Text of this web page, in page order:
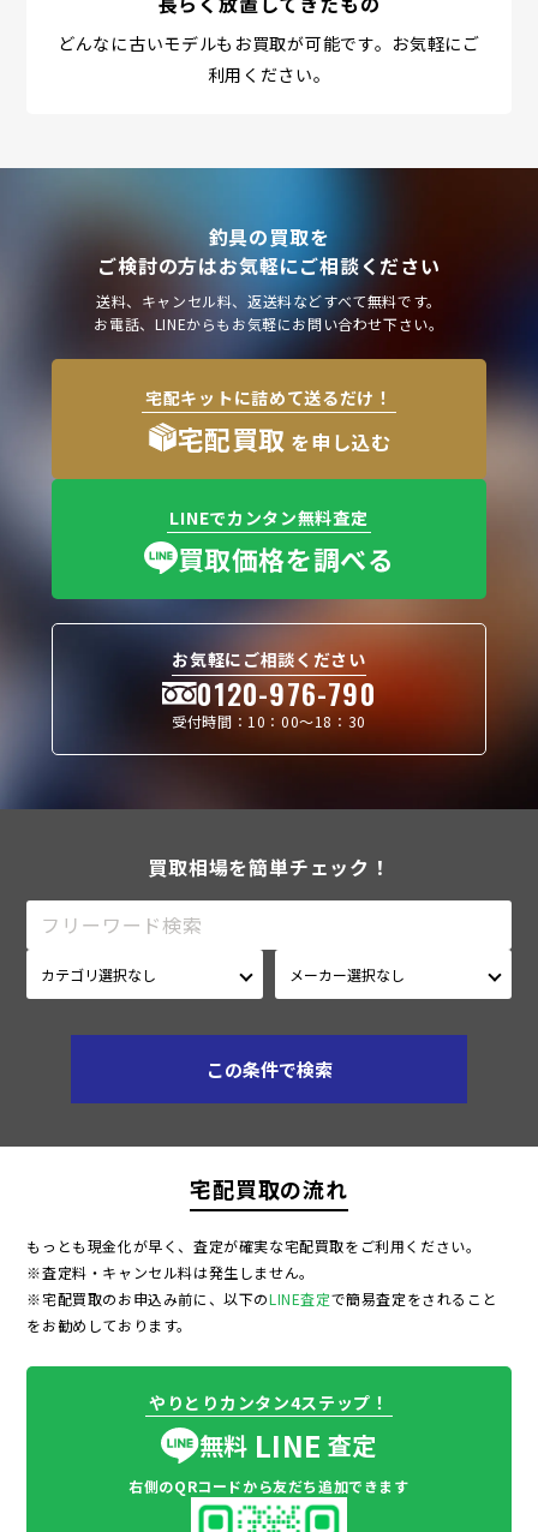
どんなに古いモデルもお買取が可能です。お気軽にご
利用ください。
釣具の買取を
ご検討の方はお気軽にご相談ください
送料、キャンセル料、返送料などすべて無料です。
お電話、LINEからもお気軽にお問い合わせ下さい。
宅配キットに詰めて送るだけ！
宅配買取 を申し込む
LINEでカンタン無料査定
買取価格を調べる
お気軽にご相談ください
0120-976-790
受付時間：10：00〜18：30
買取相場を簡単チェック！
この条件で検索
宅配買取の流れ
もっとも現金化が早く、査定が確実な宅配買取をご利用ください。
※査定料・キャンセル料は発生しません。
※宅配買取のお申込み前に、以下のLINE査定で簡易査定をされること
をお勧めしております。
やりとりカンタン4ステップ！
無料 LINE 査定
右側のQRコードから友だち追加できます